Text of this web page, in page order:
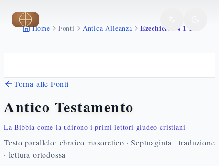
Vai al contenuto principale
Home Fonti Antica Alleanza Ezechiele 34 1 31
Torna alle Fonti
Antico Testamento
La Bibbia come la udirono i primi lettori giudeo-cristiani
Testo parallelo: ebraico masoretico · Septuaginta · traduzione
· lettura ortodossa